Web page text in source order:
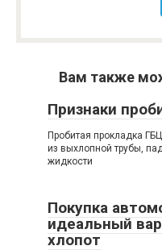
Вам также
Признаки
Пробитая прокладка
из выхлопной трубы,
жидкости
Покупка
идеальный
хлопот